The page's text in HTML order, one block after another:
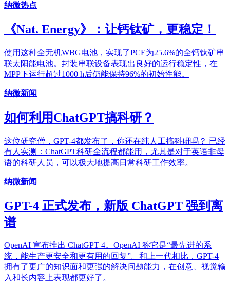
纳微热点
《Nat. Energy》：让钙钛矿，更稳定！
使用这种全无机WBG电池，实现了PCE为25.6%的全钙钛矿串
联太阳能电池。封装串联设备表现出良好的运行稳定性，在
MPP下运行超过1000 h后仍能保持96%的初始性能。
纳微新闻
如何利用ChatGPT搞科研？
这位研究僧，GPT-4都发布了，你还在纯人工搞科研吗？ 已经
有人实测：ChatGPT科研全流程都能用，尤其是对于英语非母
语的科研人员，可以极大地提高日常科研工作效率。
纳微新闻
GPT-4 正式发布，新版 ChatGPT 强到离
谱
OpenAI 宣布推出 ChatGPT 4。OpenAI 称它是“最先进的系
统，能生产更安全和更有用的回复”。和上一代相比，GPT-4
拥有了更广的知识面和更强的解决问题能力，在创意、视觉输
入和长内容上表现都更好了。